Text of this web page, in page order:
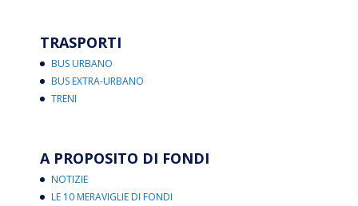
TRASPORTI
BUS URBANO
BUS EXTRA-URBANO
TRENI
A PROPOSITO DI FONDI
NOTIZIE
LE 10 MERAVIGLIE DI FONDI